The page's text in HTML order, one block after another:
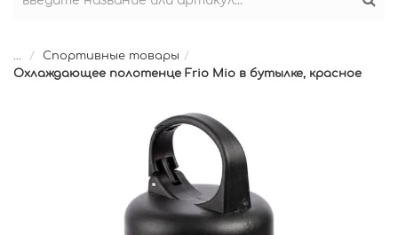
...
Спортивные товары
Охлаждающее полотенце Frio Mio в бутылке, красное